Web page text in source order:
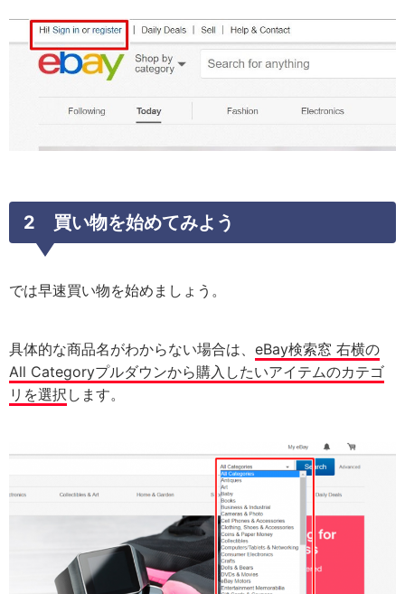
2 買い物を始めてみよう
では早速買い物を始めましょう。
具体的な商品名がわからない場合は、 eBay検索窓 右横の
All Categoryプルダウンから購入したいアイテムのカテゴ
リを選択 します。